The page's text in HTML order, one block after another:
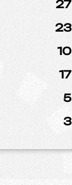
27
23
10
17
5
3